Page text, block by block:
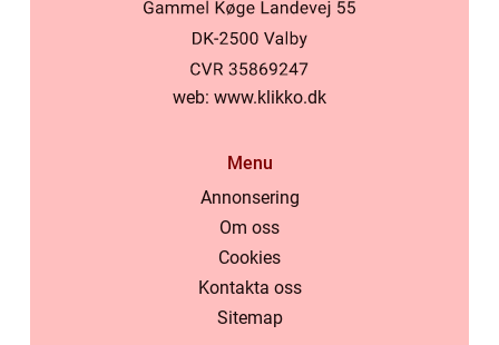
web: www.klikko.dk
Menu
Annonsering
Om oss
Cookies
Kontakta oss
Sitemap